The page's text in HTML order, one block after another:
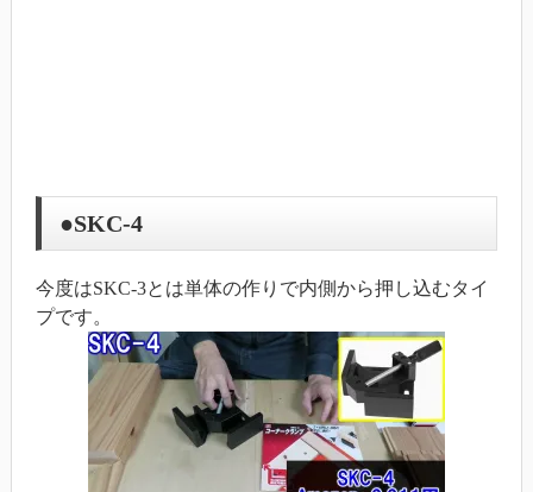
●SKC-4
今度はSKC-3とは単体の作りで内側から押し込むタイ
プです。